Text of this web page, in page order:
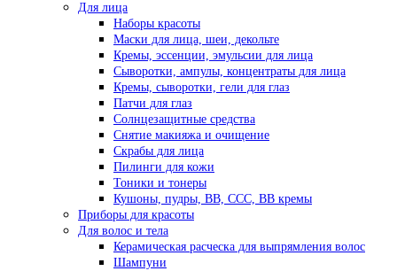
Для лица
Наборы красоты
Маски для лица, шеи, декольте
Кремы, эссенции, эмульсии для лица
Сыворотки, ампулы, концентраты для лица
Кремы, сыворотки, гели для глаз
Патчи для глаз
Солнцезащитные средства
Снятие макияжа и очищение
Скрабы для лица
Пилинги для кожи
Тоники и тонеры
Кушоны, пудры, ВВ, ССС, ВВ кремы
Приборы для красоты
Для волос и тела
Керамическая расческа для выпрямления волос
Шампуни